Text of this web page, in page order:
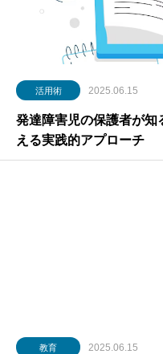
活用術 2025.06.15
発達障害児の保護者が
える実践的アプローチ
教育 2025.06.15